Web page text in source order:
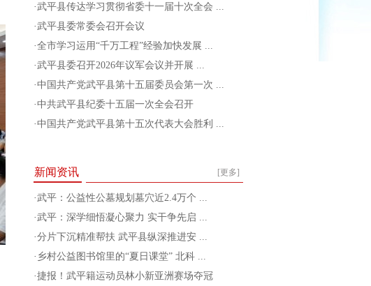
·武平县传达学习贯彻省委十一届十次全会 ...
·武平县委常委会召开会议
·全市学习运用“千万工程”经验加快发展 ...
·武平县委召开2026年议军会议并开展 ...
·中国共产党武平县第十五届委员会第一次 ...
·中共武平县纪委十五届一次全会召开
·中国共产党武平县第十五次代表大会胜利 ...
[更多]
新闻资讯
·武平：公益性公墓规划墓穴近2.4万个 ...
·武平：深学细悟凝心聚力 实干争先启 ...
·分片下沉精准帮扶 武平县纵深推进安 ...
· 乡村公益图书馆里的“夏日课堂” 北科 ...
·捷报！武平籍运动员林小新亚洲赛场夺冠